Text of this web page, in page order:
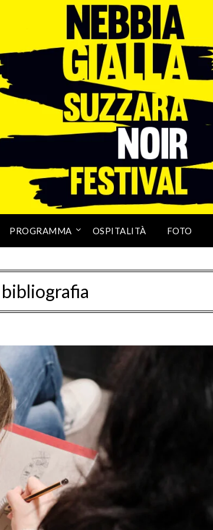
PROGRAMMA OSPITALITÀ FOTO
bibliografia